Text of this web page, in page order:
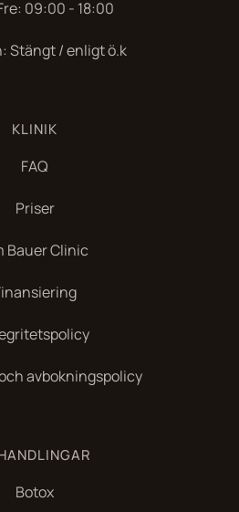
09:00 - 18:00
Stängt / enligt ö.k
KLINIK
FAQ
Priser
Bauer Clinic
avbokningspolicy
Botox